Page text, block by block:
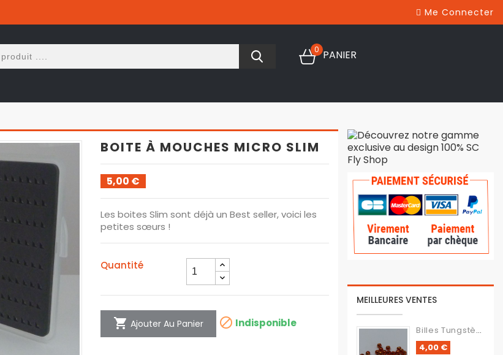
Me Connecter
0 PANIER
BOITE À MOUCHES MICRO SLIM
5,00 €
Les boites Slim sont déjà un Best seller, voici les
petites sœurs !
Quantité
 Ajouter Au Panier  Indisponible
MEILLEURES VENTES
Billes Tungstène
4,00 €